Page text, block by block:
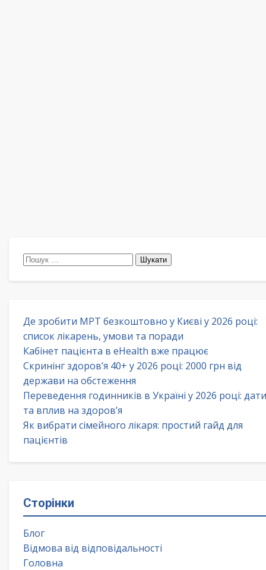
Пошук:
Де зробити МРТ безкоштовно у Києві у 2026 році:
список лікарень, умови та поради
Кабінет пацієнта в eHealth вже працює
Скринінг здоров’я 40+ у 2026 році: 2000 грн від
держави на обстеження
Переведення годинників в Україні у 2026 році: дати
та вплив на здоров’я
Як вибрати сімейного лікаря: простий гайд для
пацієнтів
Сторінки
Блог
Відмова від відповідальності
Головна